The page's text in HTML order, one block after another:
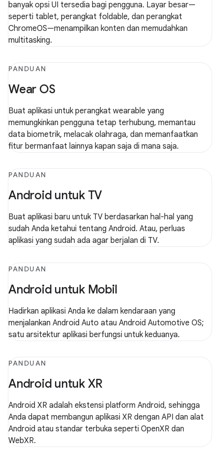
banyak opsi UI tersedia bagi pengguna. Layar besar—
seperti tablet, perangkat foldable, dan perangkat
ChromeOS—menampilkan konten dan memudahkan
multitasking.
PANDUAN
Wear OS
Buat aplikasi untuk perangkat wearable yang
memungkinkan pengguna tetap terhubung, memantau
data biometrik, melacak olahraga, dan memanfaatkan
fitur bermanfaat lainnya kapan saja di mana saja.
PANDUAN
Android untuk TV
Buat aplikasi baru untuk TV berdasarkan hal-hal yang
sudah Anda ketahui tentang Android. Atau, perluas
aplikasi yang sudah ada agar berjalan di TV.
PANDUAN
Android untuk Mobil
Hadirkan aplikasi Anda ke dalam kendaraan yang
menjalankan Android Auto atau Android Automotive OS;
satu arsitektur aplikasi berfungsi untuk keduanya.
PANDUAN
Android untuk XR
Android XR adalah ekstensi platform Android, sehingga
Anda dapat membangun aplikasi XR dengan API dan alat
Android atau standar terbuka seperti OpenXR dan
WebXR.